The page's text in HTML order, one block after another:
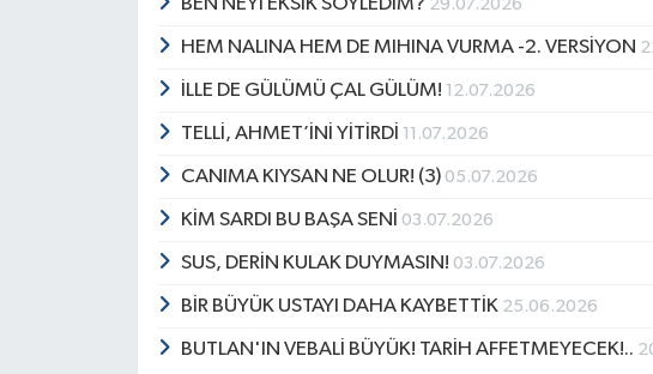
29.07.2026
HEM NALINA HEM DE MIHINA VURMA -2. VERSİYON
İLLE DE GÜLÜMÜ ÇAL GÜLÜM! 12.07.2026
TELLİ, AHMET’İNİ YİTİRDİ 11.07.2026
CANIMA KIYSAN NE OLUR! (3) 05.07.2026
KİM SARDI BU BAŞA SENİ 03.07.2026
SUS, DERİN KULAK DUYMASIN! 03.07.2026
BİR BÜYÜK USTAYI DAHA KAYBETTİK 25.06.2026
BUTLAN'IN VEBALİ BÜYÜK! TARİH AFFETMEYECEK!..